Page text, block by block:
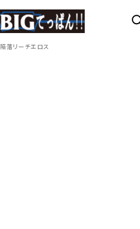
陥落リーチエロス